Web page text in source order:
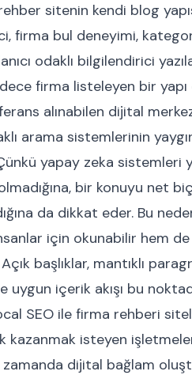
sitenin kendi blog
firma bul deneyimi,
odaklı bilgilendirici
firma listeleyen bir
alınabilen dijital
arama sistemlerinin
yapay zeka sistemleri
bir konuyu net
da dikkat eder. Bu
için okunabilir hem
Açık başlıklar, mantıklı
uygun içerik akışı bu
SEO ile firma rehberi
kazanmak isteyen
zamanda dijital bağlam